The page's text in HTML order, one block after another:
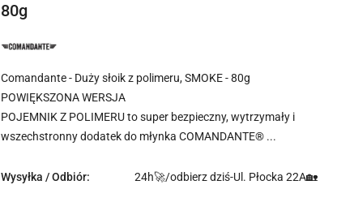
80g
NAZWA
PRODUCENTA:
Comandante - Duży słoik z polimeru, SMOKE - 80g
POWIĘKSZONA WERSJA
POJEMNIK Z POLIMERU to super bezpieczny, wytrzymały i
wszechstronny dodatek do młynka COMANDANTE® ...
Wysyłka / Odbiór: 24h🚀/odbierz dziś-Ul. Płocka 22A🏡